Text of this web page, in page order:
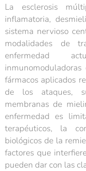
La esclerosis
inflamatoria,
sistema nervioso
modalidades de
enfermedad
fármacos aplicados
de los ataques,
membranas de
enfermedad es
terapéuticos, la
biológicos de la
factores que
pueden dar con las